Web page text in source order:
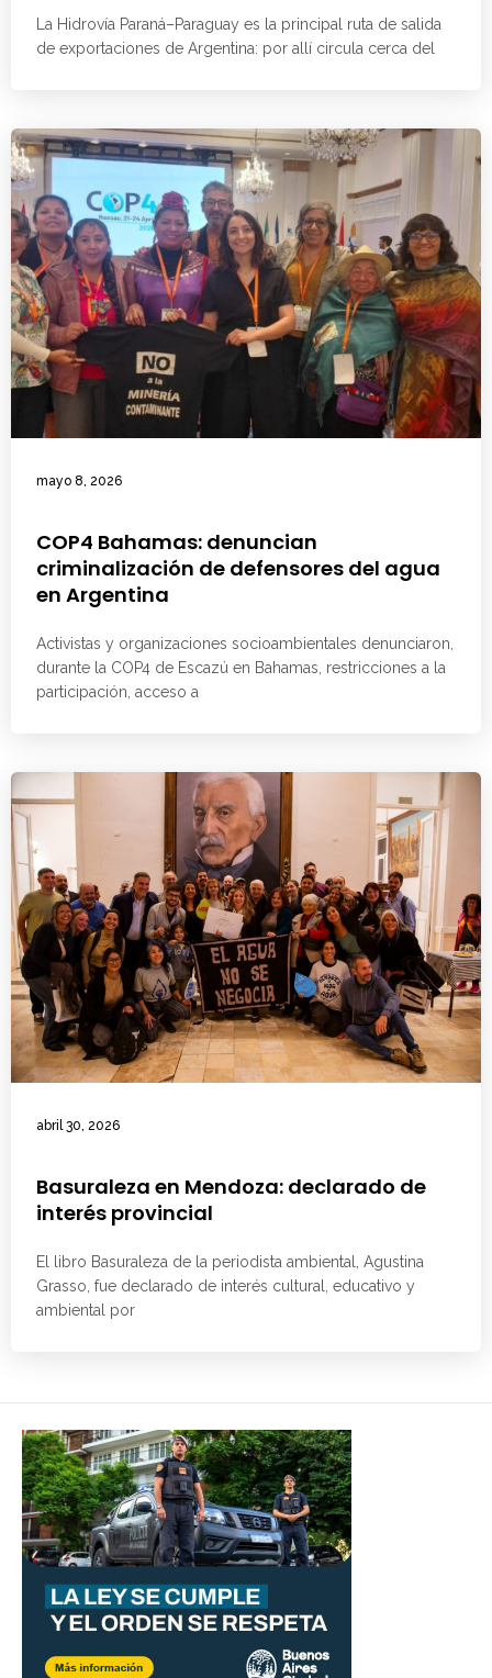
La Hidrovía Paraná–Paraguay es la principal ruta de salida
de exportaciones de Argentina: por allí circula cerca del
mayo 8, 2026
COP4 Bahamas: denuncian
criminalización de defensores del agua
en Argentina
Activistas y organizaciones socioambientales denunciaron,
durante la COP4 de Escazú en Bahamas, restricciones a la
participación, acceso a
abril 30, 2026
Basuraleza en Mendoza: declarado de
interés provincial
El libro Basuraleza de la periodista ambiental, Agustina
Grasso, fue declarado de interés cultural, educativo y
ambiental por